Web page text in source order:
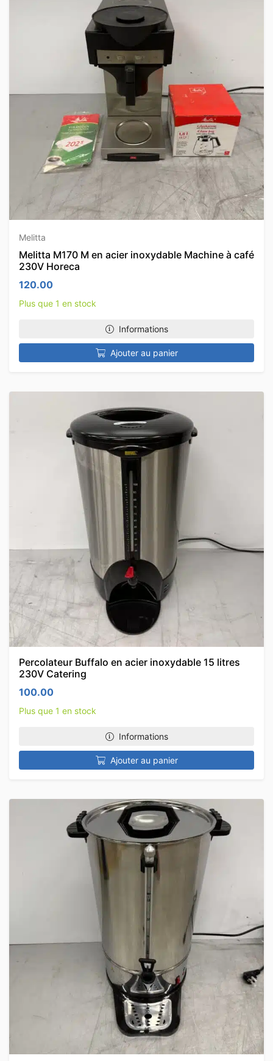
Melitta
Melitta M170 M en acier inoxydable Machine à café
230V Horeca
120.00
Plus que 1 en stock
Informations
Ajouter au panier
Percolateur Buffalo en acier inoxydable 15 litres
230V Catering
100.00
Plus que 1 en stock
Informations
Ajouter au panier